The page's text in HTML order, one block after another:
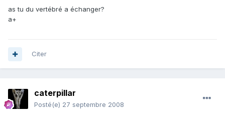
as tu du vertébré a échanger?
a+
Citer
caterpillar
Posté(e) 27 septembre 2008